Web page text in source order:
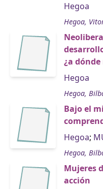
Hegoa
Hegoa,
¿a
Hegoa
Hegoa,
Bajo el
Hegoa;
Hegoa,
Mujeres
acción